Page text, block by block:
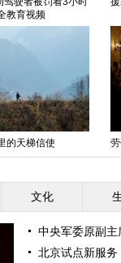
教育视频
的天梯信使
文化
中央军委原副
北京试点新服